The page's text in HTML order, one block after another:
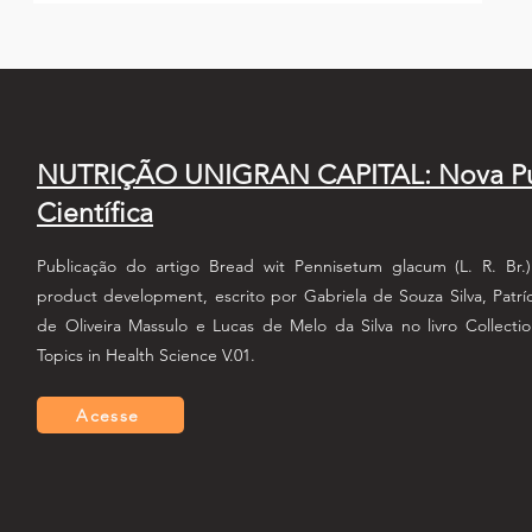
NUTRIÇÃO UNIGRAN CAPITAL: Nova
Científica
Publicação do artigo Bread wit Pennisetum glacum (L. R.
product development, escrito por Gabriela de Souza Silva,
de Oliveira Massulo e Lucas de Melo da Silva no livro
Topics in Health Science V.01.
Acesse